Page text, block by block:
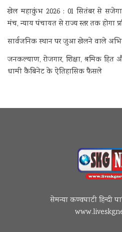
खेल महाकुंभ 2026 : 01 सितंबर से सजेगा
मंच, न्याय पंचायत से राज्य स्तर तक होगा
सार्वजनिक स्थान पर जुआ खेलने वाले
जनकल्याण, रोजगार, शिक्षा, श्रमिक
धामी कैबिनेट के ऐतिहासिक फैसले
सेमन्या कण्वघाटी हिन्दी